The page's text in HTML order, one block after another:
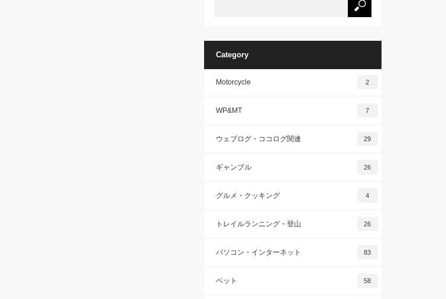
Category
Motorcycle 2
WP&MT 7
ウェブログ・ココログ関連 29
ギャンブル 26
グルメ・クッキング 4
トレイルランニング・登山 26
パソコン・インターネット 83
ペット 58